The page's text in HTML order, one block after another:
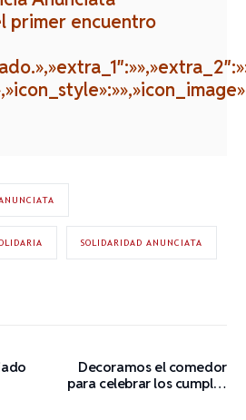
primer encuentro
SOLIDARIDAD ANUNCIATA
Decoramos el comedor
para celebrar los cumples